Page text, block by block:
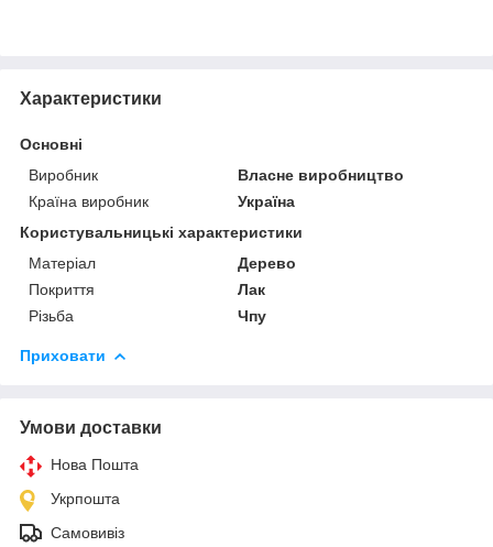
Характеристики
Основні
Виробник
Власне виробництво
Країна виробник
Україна
Користувальницькі характеристики
Матеріал
Дерево
Покриття
Лак
Різьба
Чпу
Приховати
Умови доставки
Нова Пошта
Укрпошта
Самовивіз